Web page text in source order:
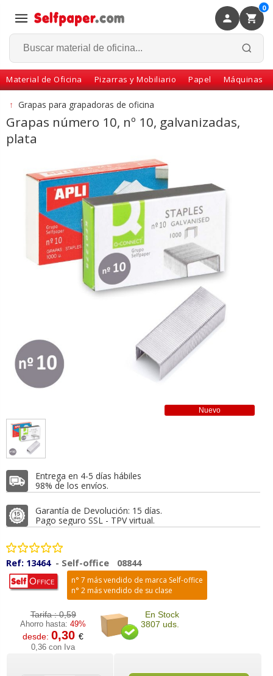
0
Material de Oficina Pizarras y Mobiliario Papel Máquinas
Volver
↑ Grapas para grapadoras de oficina
Grapas número 10, nº 10, galvanizadas,
plata
Nuevo
Entrega en 4-5 días hábiles
98% de los envíos.
Garantía de Devolución: 15 días.
Pago seguro SSL - TPV virtual.
Ref: 13464 - Self-office 08844
n° 7 más vendido de marca Self-office
n° 2 más vendido de su clase
Tarifa :0,59
Ahorro hasta:49%
desde:0,30€
0,36 con Iva
En Stock
3807 uds.